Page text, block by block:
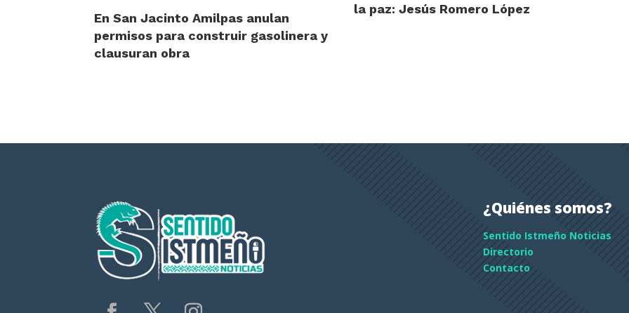
En San Jacinto Amilpas anulan
permisos para construir gasolinera y
clausuran obra
la paz: Jesús Romero López
¿Quiénes somos?
Sentido Istmeño Noticias
Directorio
Contacto